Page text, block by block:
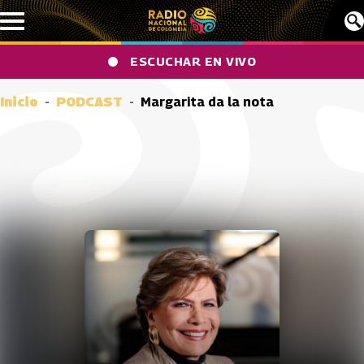
Pasar al contenido principal
ESCUCHAR EN VIVO
Inicio PODCAST Margarita da la nota